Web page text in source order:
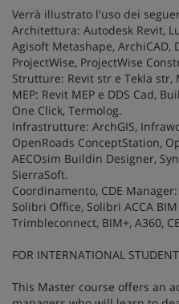
Verrà illustrato l'uso dei
Architettura: Autodesk Revit,
Agisoft Metashape, ArchiCAD,
ProjectWise, ProjectWise
Strutture: Revit str e Tekla str,
MEP: Revit MEP e DDS Cad,
One Click, Termolog.
Infrastrutture: ArchGIS,
OpenRoads ConceptStation,
AECOsim Buildin Designer,
SierraSoft.
Coordinamento, CDE
Solibri Office, Solibri ACCA
Trimbleconnect, BIM+, A360,
FOR INTERNATIONAL
This Master course offers an